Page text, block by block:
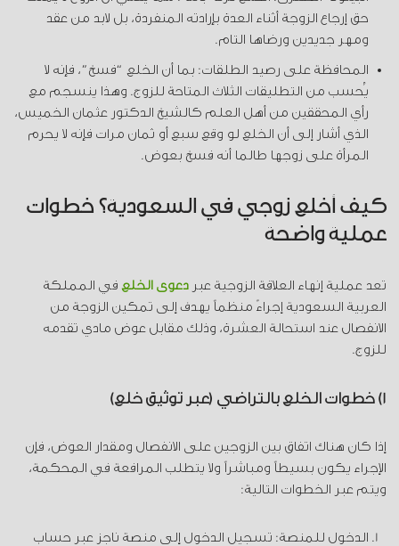
حق إرجاع الزوجة أثناء العدة بإرادته المنفردة، بل لابد من عقد
ومهر جديدين ورضاها التام.
المحافظة على رصيد الطلقات: بما أن الخلع “فسخ”، فإنه لا
يُحسب من التطليقات الثلاث المتاحة للزوج. وهذا ينسجم مع
رأي المحققين من أهل العلم كالشيخ الدكتور عثمان الخميس،
الذي أشار إلى أن الخلع لو وقع سبع أو ثمان مرات فإنه لا يحرم
المرأة على زوجها طالما أنه فسخ بعوض.
كيف أخلع زوجي في السعودية؟ خطوات
عملية واضحة
تعد عملية إنهاء العلاقة الزوجية عبردعوى الخلع في المملكة
العربية السعودية إجراءً منظماً يهدف إلى تمكين الزوجة من
الانفصال عند استحالة العشرة، وذلك مقابل عوض مادي تقدمه
للزوج.
1) خطوات الخلع بالتراضي (عبر توثيق خلع)
إذا كان هناك اتفاق بين الزوجين على الانفصال ومقدار العوض، فإن
الإجراء يكون بسيطاً ومباشراً ولا يتطلب المرافعة في المحكمة،
ويتم عبر الخطوات التالية:
الدخول للمنصة: تسجيل الدخول إلى منصة ناجز عبر حساب